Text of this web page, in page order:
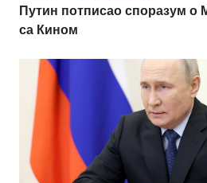
Путин потписао споразум о
са Кином